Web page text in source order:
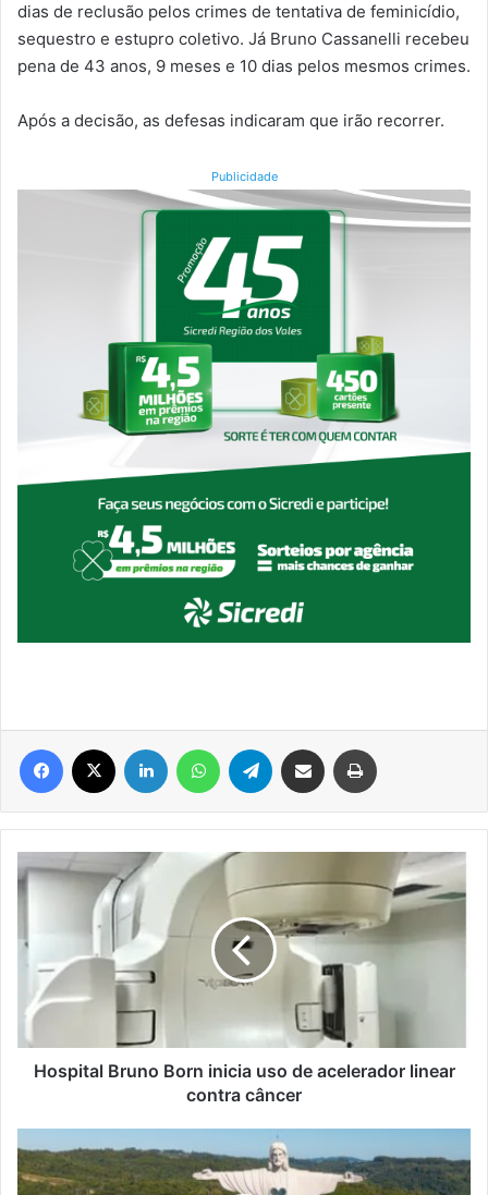
dias de reclusão pelos crimes de tentativa de feminicídio,
sequestro e estupro coletivo. Já Bruno Cassanelli recebeu
pena de 43 anos, 9 meses e 10 dias pelos mesmos crimes.
Após a decisão, as defesas indicaram que irão recorrer.
Publicidade
Facebook Linkedin WhatsAppTelegram Compartilhar via e-mail
Hospital
Bruno
uso
acelerador
linear
contra
câncer
Hospital Bruno Born inicia uso de acelerador linear
contra câncer
realiza
ato